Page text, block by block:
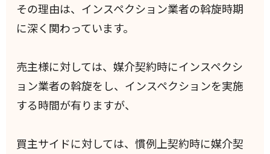
その理由は、インスペクション業者の斡旋時期
に深く関わっています。
売主様に対しては、媒介契約時にインスペクシ
ョン業者の斡旋をし、インスペクションを実施
する時間が有りますが、
買主サイドに対しては、慣例上契約時に媒介契